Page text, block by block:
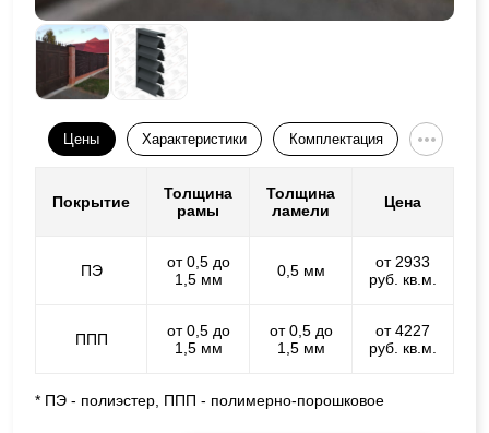
Цены Характеристики Комплектация
Покрытие
Толщина
рамы
Толщина
ламели
Цена
ПЭ
от 0,5 до
1,5 мм
0,5 мм
от 2933
руб. кв.м.
ППП
от 0,5 до
1,5 мм
от 0,5 до
1,5 мм
от 4227
руб. кв.м.
* ПЭ - полиэстер, ППП - полимерно-порошковое